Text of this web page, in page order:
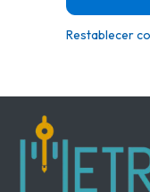
Restablecer